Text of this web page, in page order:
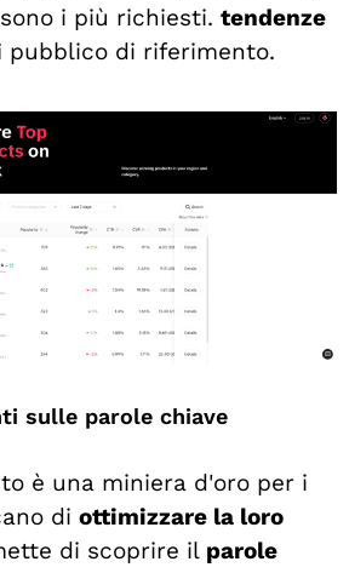
i più richiesti. tendenze
pubblico di riferimento.
sulle parole chiave
è una miniera d'oro per i
di ottimizzare la loro
di scoprire il parole